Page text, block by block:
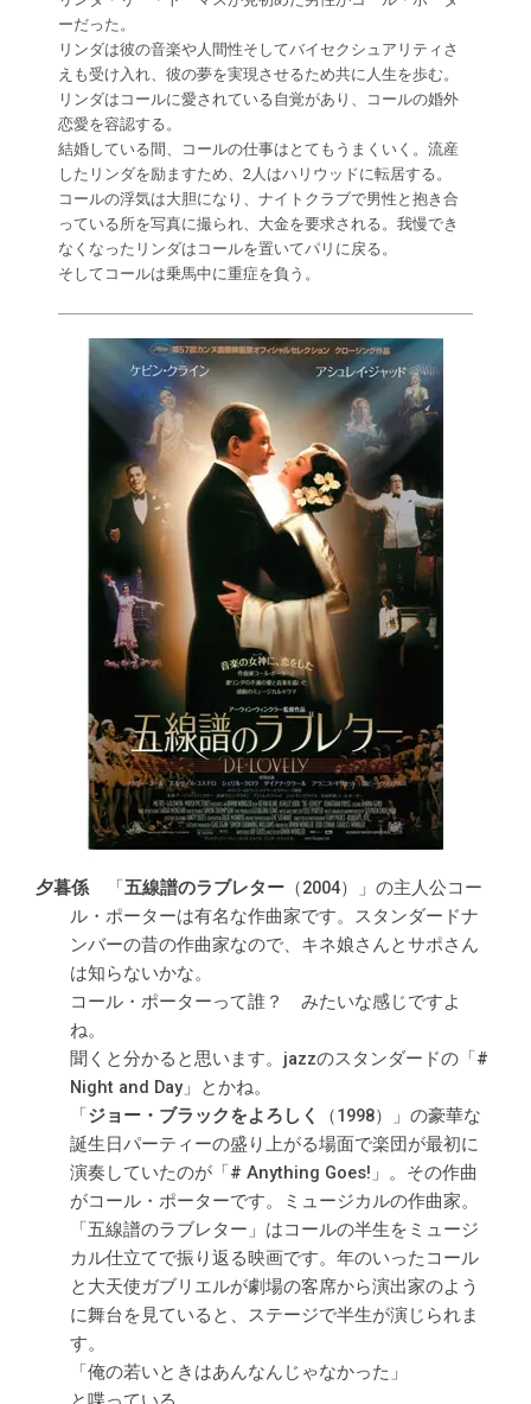
ーだった。
リンダは彼の音楽や人間性そしてバイセクシュアリティさ
えも受け入れ、彼の夢を実現させるため共に人生を歩む。
リンダはコールに愛されている自覚があり、コールの婚外
恋愛を容認する。
結婚している間、コールの仕事はとてもうまくいく。流産
したリンダを励ますため、2人はハリウッドに転居する。
コールの浮気は大胆になり、ナイトクラブで男性と抱き合
っている所を写真に撮られ、大金を要求される。我慢でき
なくなったリンダはコールを置いてパリに戻る。
そしてコールは乗馬中に重症を負う。
「五線譜のラブレター （2004）」の主人公コー
ル・ポーターは有名な作曲家です。スタンダードナ
ンバーの昔の作曲家なので、キネ娘さんとサポさん
は知らないかな。
コール・ポーターって誰？ みたいな感じですよ
ね。
聞くと分かると思います。jazzのスタンダードの「#
Night and Day」とかね。
「ジョー・ブラックをよろしく
（1998）」の豪華な
誕生日パーティーの盛り上がる場面で楽団が最初に
演奏していたのが「# Anything Goes!」。その作曲
がコール・ポーターです。ミュージカルの作曲家。
「五線譜のラブレター」はコールの半生をミュージ
カル仕立てで振り返る映画です。年のいったコール
と大天使ガブリエルが劇場の客席から演出家のよう
に舞台を見ていると、ステージで半生が演じられま
す。
「俺の若いときはあんなんじゃなかった」